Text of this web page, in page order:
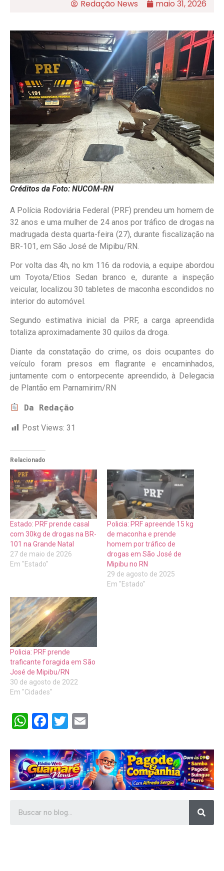
Redação News maio 31, 2026
Créditos da Foto: NUCOM-RN
A Polícia Rodoviária Federal (PRF) prendeu um homem de
32 anos e uma mulher de 24 anos por tráfico de drogas na
madrugada desta quarta-feira (27), durante fiscalização na
BR-101, em São José de Mipibu/RN.
Por volta das 4h, no km 116 da rodovia, a equipe abordou
um Toyota/Etios Sedan branco e, durante a inspeção
veicular, localizou 30 tabletes de maconha escondidos no
interior do automóvel.
Segundo estimativa inicial da PRF, a carga apreendida
totaliza aproximadamente 30 quilos da droga.
Diante da constatação do crime, os dois ocupantes do
veículo foram presos em flagrante e encaminhados,
juntamente com o entorpecente apreendido, à Delegacia
de Plantão em Parnamirim/RN
Da Redação
Post Views: 31
Relacionado
Estado: PRF prende casal
com 30kg de drogas na BR-
101 na Grande Natal
27 de maio de 2026
Em "Estado"
Policia: PRF apreende 15 kg
de maconha e prende
homem por tráfico de
drogas em São José de
Mipibu no RN
29 de agosto de 2025
Em "Estado"
Policia: PRF prende
traficante foragida em São
José de Mipibu/RN
30 de agosto de 2022
Em "Cidades"
WhatsApp
Facebook
Twitter